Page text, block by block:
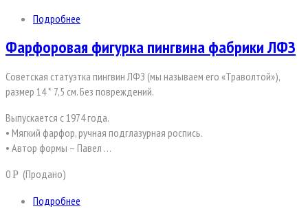
Подробнее
Фарфоровая фигурка пингвина фабрики ЛФЗ
Советская статуэтка пингвин ЛФЗ (мы называем его «Траволтой»),
размер 14 * 7,5 см. Без повреждений.
Выпускается с 1974 года.
• Мягкий фарфор, ручная подглазурная роспись.
• Автор формы – Павел …
0Р (Продано)
Подробнее